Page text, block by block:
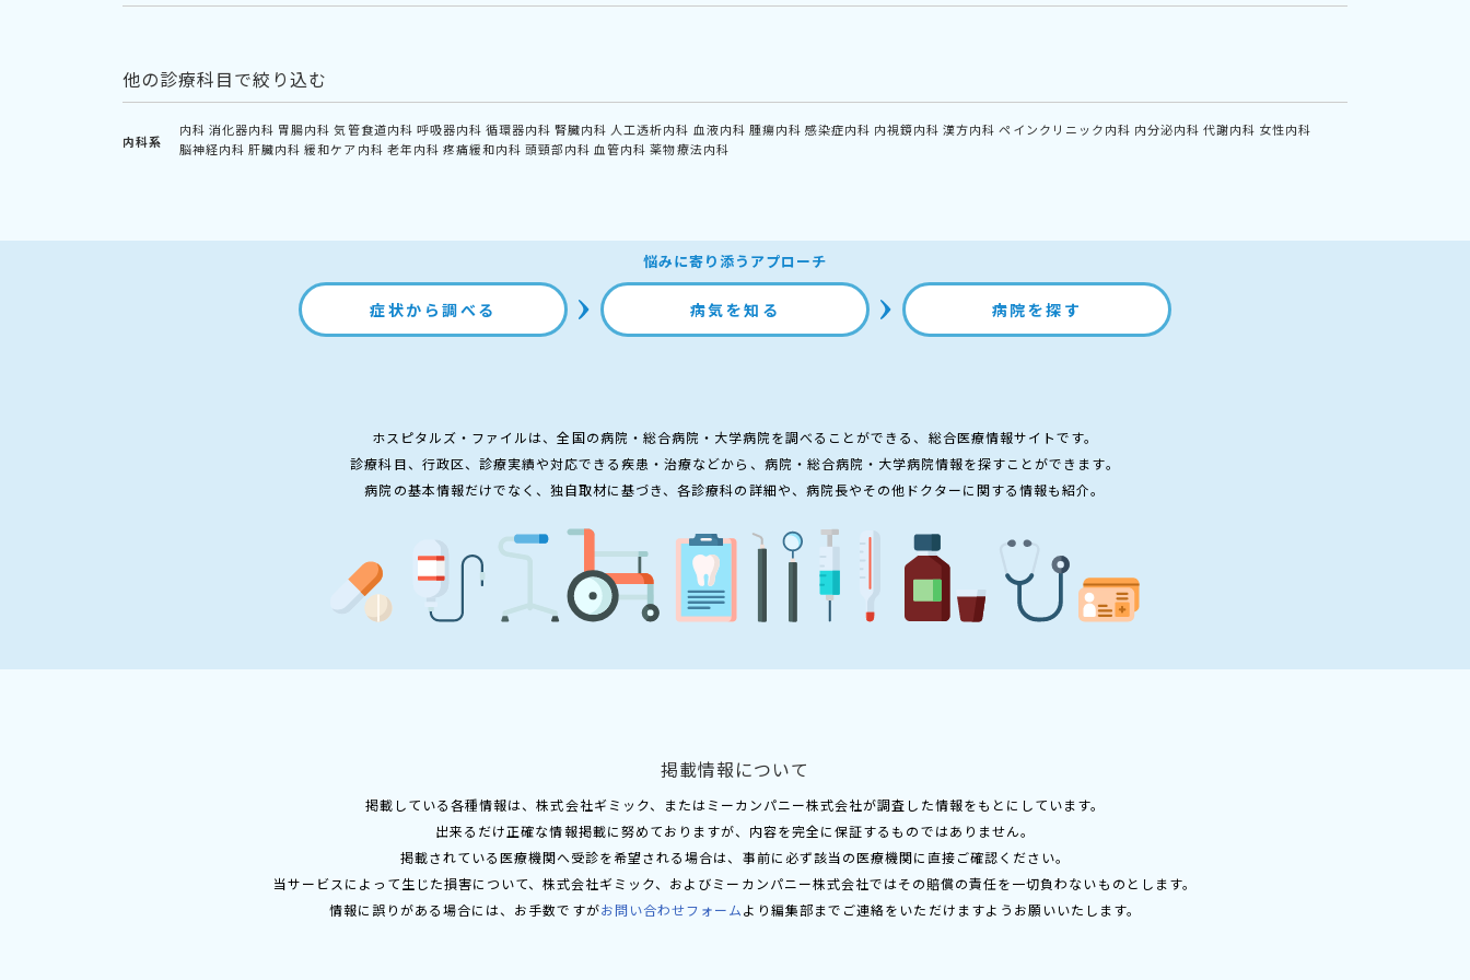
他の診療科目で絞り込む
内科系
内科 消化器内科 胃腸内科 気管食道内科 呼吸器内科 循環器内科 腎臓内科 人工透析内科 血液内科 腫瘍内科 感染症内科 内視鏡内科 漢方内科 ペインクリニック内科 内分泌内科 代謝内科 女性内科
脳神経内科 肝臓内科 緩和ケア内科 老年内科 疼痛緩和内科 頭頸部内科 血管内科 薬物療法内科
悩みに寄り添うアプローチ
症状から調べる 病気を知る 病院を探す
ホスピタルズ・ファイルは、全国の病院・総合病院・大学病院を調べることができる、総合医療情報サイトです。
診療科目、行政区、診療実績や対応できる疾患・治療などから、病院・総合病院・大学病院情報を探すことができます。
病院の基本情報だけでなく、独自取材に基づき、各診療科の詳細や、病院長やその他ドクターに関する情報も紹介。
掲載情報について
掲載している各種情報は、株式会社ギミック、またはミーカンパニー株式会社が調査した情報をもとにしています。
出来るだけ正確な情報掲載に努めておりますが、内容を完全に保証するものではありません。
掲載されている医療機関へ受診を希望される場合は、事前に必ず該当の医療機関に直接ご確認ください。
当サービスによって生じた損害について、株式会社ギミック、およびミーカンパニー株式会社ではその賠償の責任を一切負わないものとします。
情報に誤りがある場合には、お手数ですがお問い合わせフォームより編集部までご連絡をいただけますようお願いいたします。